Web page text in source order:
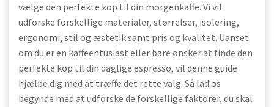
vælge den perfekte kop til din morgenkaffe. Vi vil
udforske forskellige materialer, størrelser, isolering,
ergonomi, stil og æstetik samt pris og kvalitet. Uanset
om du er en kaffeentusiast eller bare ønsker at finde den
perfekte kop til din daglige espresso, vil denne guide
hjælpe dig med at træffe det rette valg. Så lad os
begynde med at udforske de forskellige faktorer, du skal